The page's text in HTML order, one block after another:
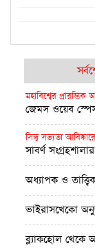
মহাবিশ্বের প্রারম্ভিক
জেমস ওয়েব
সিন্ধু সভ্যতা
সাবর্ণ
অধ্যাপক ও
ভাইরাসখেকো
ব্ল্যাকহোল থেকে